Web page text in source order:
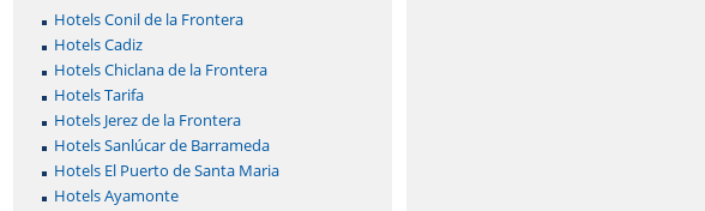
Hotels Conil de la Frontera
Hotels Cadiz
Hotels Chiclana de la Frontera
Hotels Tarifa
Hotels Jerez de la Frontera
Hotels Sanlúcar de Barrameda
Hotels El Puerto de Santa Maria
Hotels Ayamonte